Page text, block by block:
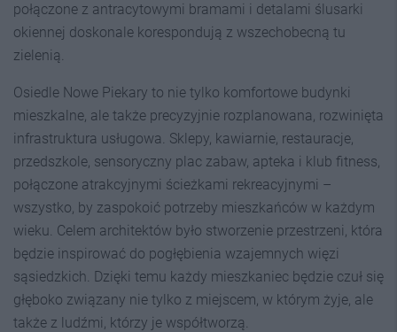
połączone z antracytowymi bramami i detalami ślusarki
okiennej doskonale korespondują z wszechobecną tu
zielenią.
Osiedle Nowe Piekary to nie tylko komfortowe budynki
mieszkalne, ale także precyzyjnie rozplanowana, rozwinięta
infrastruktura usługowa. Sklepy, kawiarnie, restauracje,
przedszkole, sensoryczny plac zabaw, apteka i klub fitness,
połączone atrakcyjnymi ścieżkami rekreacyjnymi –
wszystko, by zaspokoić potrzeby mieszkańców w każdym
wieku. Celem architektów było stworzenie przestrzeni, która
będzie inspirować do pogłębienia wzajemnych więzi
sąsiedzkich. Dzięki temu każdy mieszkaniec będzie czuł się
głęboko związany nie tylko z miejscem, w którym żyje, ale
także z ludźmi, którzy je współtworzą.